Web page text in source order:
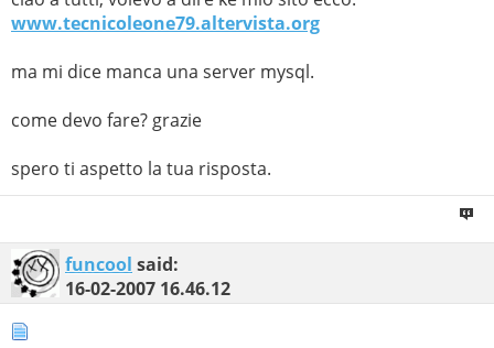
www.tecnicoleone79.altervista.org
ma mi dice manca una server mysql.
come devo fare? grazie
spero ti aspetto la tua risposta.
funcool said:
16-02-2007 16.46.12